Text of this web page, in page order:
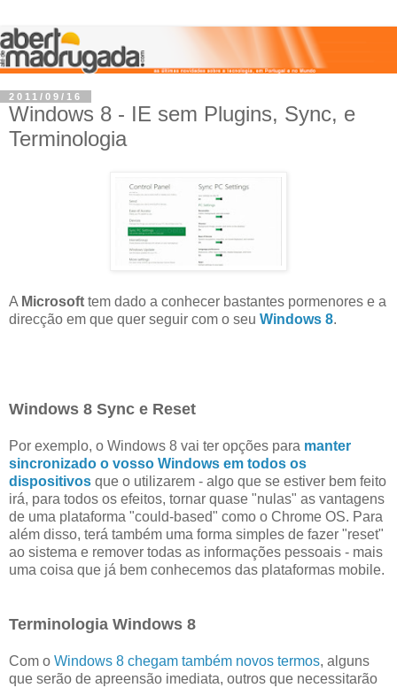
2011/09/16
Windows 8 - IE sem Plugins, Sync, e
Terminologia
A Microsoft tem dado a conhecer bastantes pormenores e a
direcção em que quer seguir com o seu Windows 8.
Windows 8 Sync e Reset
Por exemplo, o Windows 8 vai ter opções para manter
sincronizado o vosso Windows em todos os
dispositivos que o utilizarem - algo que se estiver bem feito
irá, para todos os efeitos, tornar quase "nulas" as vantagens
de uma plataforma "could-based" como o Chrome OS. Para
além disso, terá também uma forma simples de fazer "reset"
ao sistema e remover todas as informações pessoais - mais
uma coisa que já bem conhecemos das plataformas mobile.
Terminologia Windows 8
Com o Windows 8 chegam também novos termos, alguns
que serão de apreensão imediata, outros que necessitarão